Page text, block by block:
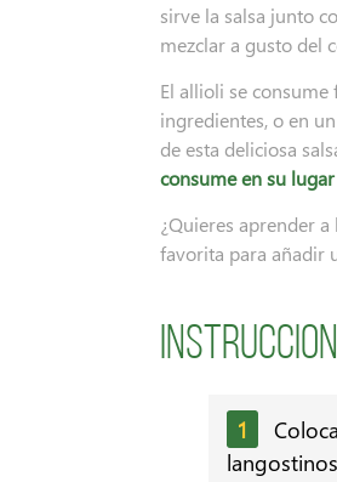
sirve la salsa junto
mezclar a gusto del
El allioli se
ingredientes, o en
de esta deliciosa
consume en su
¿Quieres aprender a
favorita para añadir